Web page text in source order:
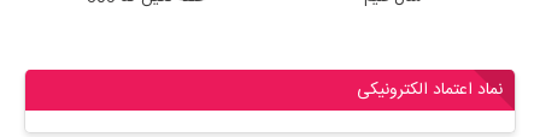
نماد اعتماد الکترونیکی